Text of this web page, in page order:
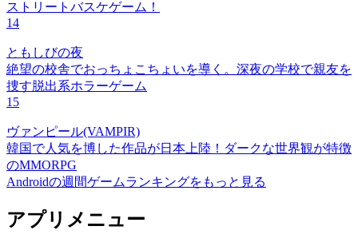
ストリートバスケゲーム！
14
ともしびの夜
絶望の校舎でおっちょこちょいを導く。深夜の学校で親友を
捜す脱出系ホラーゲーム
15
ヴァンピール(VAMPIR)
韓国で人気を博した作品が日本上陸！ダークな世界観が特徴
のMMORPG
Androidの週間ゲームランキングをもっと見る
アプリメニュー